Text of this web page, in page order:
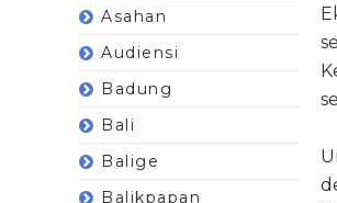
Asahan
Audiensi
Badung
Bali
Balige
Balikpapan